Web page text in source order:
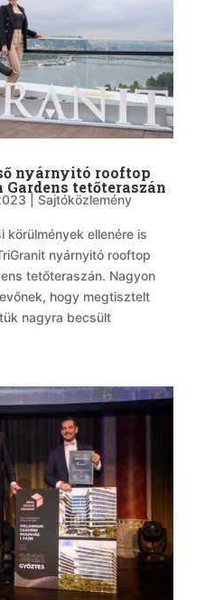
nyárnyitó rooftop
tetőteraszán
Sajtóközlemény
körülmények ellenére is
nyárnyitó rooftop
tetőteraszán. Nagyon
hogy megtisztelt
nagyra becsült